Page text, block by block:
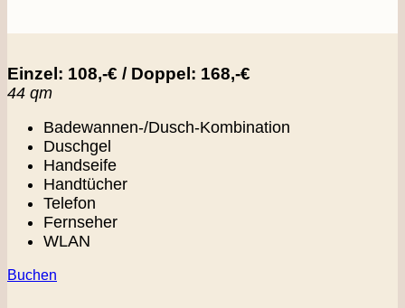
Einzel: 108,-€ / Doppel: 168,-€
44 qm
Badewannen-/Dusch-Kombination
Duschgel
Handseife
Handtücher
Telefon
Fernseher
WLAN
Buchen